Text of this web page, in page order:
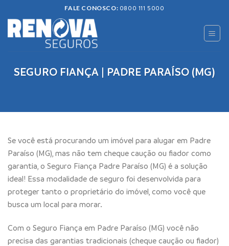
to
content
FALE CONOSCO: 0800 111 5000
SEGURO FIANÇA | PADRE PARAÍSO (MG)
Se você está procurando um imóvel para alugar em Padre
Paraíso (MG), mas não tem cheque caução ou fiador como
garantia, o Seguro Fiança Padre Paraíso (MG) é a solução
ideal! Essa modalidade de seguro foi desenvolvida para
proteger tanto o proprietário do imóvel, como você que
busca um local para morar.
Com o Seguro Fiança em Padre Paraíso (MG) você não
precisa das garantias tradicionais (cheque caução ou fiador)